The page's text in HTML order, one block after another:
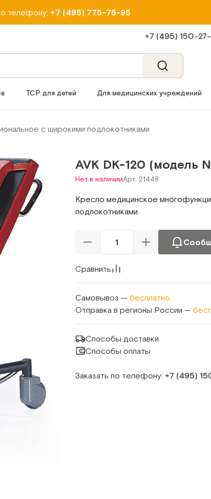
телефону: +7 (495) 775-75-95
+7 (495)
ТСР для детей Для медицинских учреждений
с широкими подлокотниками
AVK DK-120 (модель
Нет в наличииАрт. 21448
Кресло медицинское
подлокотниками
Сравнить
Самовывоз — бесплатно
Отправка в регионы России —
Способы доставки
Способы оплаты
Заказать по телефону: +7 (495)